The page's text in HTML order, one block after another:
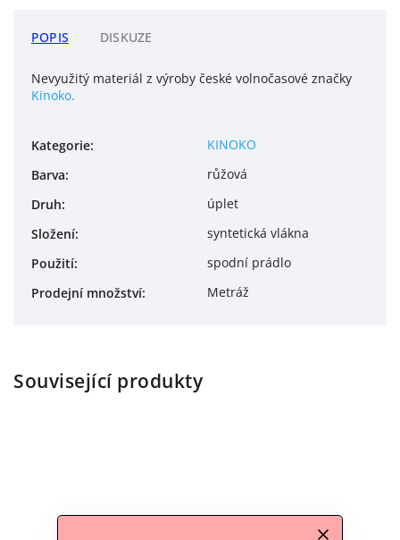
POPIS DISKUZE
Nevyužitý materiál z výroby české volnočasové značky
Kinoko.
Kategorie:
KINOKO
Barva:
růžová
Druh:
úplet
Složení:
syntetická vlákna
Použití:
spodní prádlo
Prodejní množství: Metráž
Související produkty